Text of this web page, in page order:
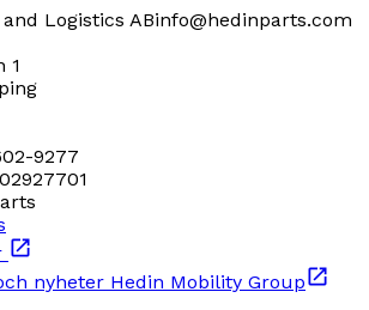
Logistics ABinfo@hedinparts.com
1
9277
nyheter Hedin Mobility Group